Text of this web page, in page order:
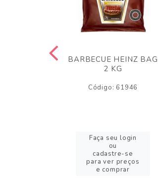
BARBECUE HEINZ BAG
2 KG
Código: 61946
Faça seu login
ou
cadastre-se
para ver preços
e comprar